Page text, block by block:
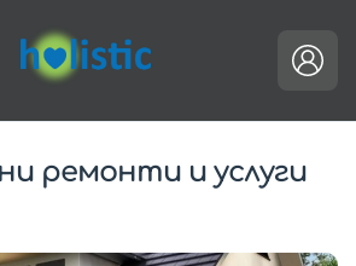
ремонти и услуги